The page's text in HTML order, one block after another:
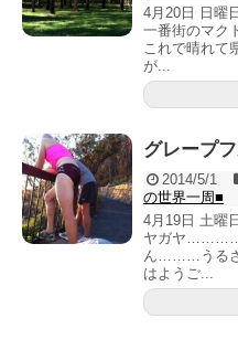
4月20日 日曜
一番街のマク
これで晴れて
が...
グレープ
2014/5/1
の世界一周■
4月19日 土曜
ヤガヤ
ん………うる
はようご...